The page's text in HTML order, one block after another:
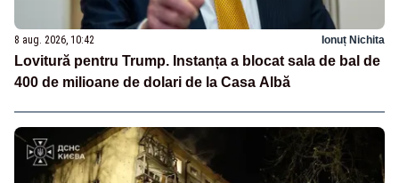
8 aug. 2026, 10:42 Ionuț Nichita
Lovitură pentru Trump. Instanța a blocat sala de bal de
400 de milioane de dolari de la Casa Albă